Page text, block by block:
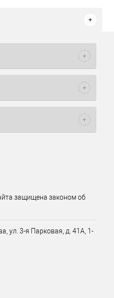
защищена законом об
ул. 3-я Парковая, д. 41А, 1-